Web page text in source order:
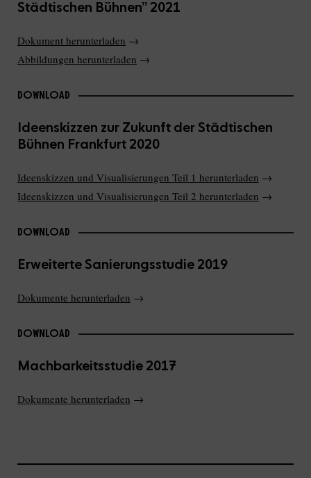
Städtischen Bühnen” 2021
Dokument herunterladen →
Abbildungen herunterladen →
DOWNLOAD
Ideenskizzen zur Zukunft der Städtischen
Bühnen Frankfurt 2020
Ideenskizzen und Visualisierungen Teil 1 herunterladen →
Ideenskizzen und Visualisierungen Teil 2 herunterladen →
DOWNLOAD
Erweiterte Sanierungsstudie 2019
Dokumente herunterladen →
DOWNLOAD
Machbarkeitsstudie 2017
Dokumente herunterladen →